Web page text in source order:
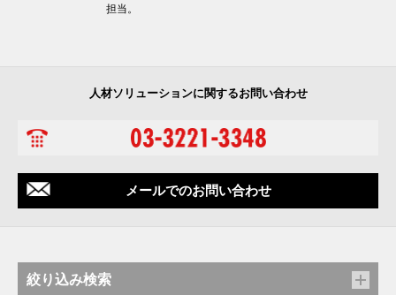
担当。
人材ソリューションに関するお問い合わせ
メールでのお問い合わせ
絞り込み検索